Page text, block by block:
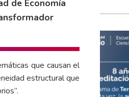
de Economía
que causan el
estructural que